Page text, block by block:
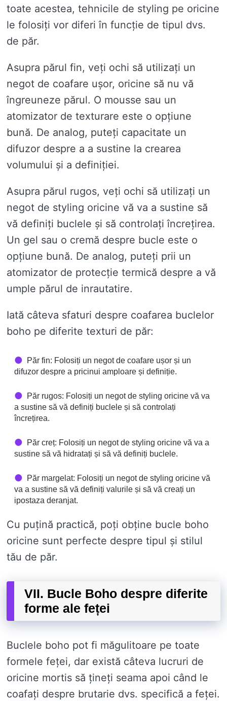
toate acestea, tehnicile de styling pe oricine
le folosiți vor diferi în funcție de tipul dvs.
de păr.
Asupra părul fin, veți ochi să utilizați un
negot de coafare ușor, oricine să nu vă
îngreuneze părul. O mousse sau un
atomizator de texturare este o opțiune
bună. De analog, puteți capacitate un
difuzor despre a a sustine la crearea
volumului și a definiției.
Asupra părul rugos, veți ochi să utilizați un
negot de styling oricine vă va a sustine să
vă definiți buclele și să controlați încrețirea.
Un gel sau o cremă despre bucle este o
opțiune bună. De analog, puteți prii un
atomizator de protecție termică despre a vă
umple părul de inrautatire.
Iată câteva sfaturi despre coafarea buclelor
boho pe diferite texturi de păr:
Păr fin: Folosiți un negot de coafare ușor și un
difuzor despre a pricinui amploare și definiție.
Păr rugos: Folosiți un negot de styling oricine vă va
a sustine să vă definiți buclele și să controlați
încrețirea.
Păr creț: Folosiți un negot de styling oricine vă va a
sustine să vă hidratați și să vă definiți buclele.
Păr margelat: Folosiți un negot de styling oricine vă
va a sustine să vă definiți valurile și să vă creați un
ipostaza deranjat.
Cu puțină practică, poți obține bucle boho
oricine sunt perfecte despre tipul și stilul
tău de păr.
VII. Bucle Boho despre diferite
forme ale feței
Buclele boho pot fi măgulitoare pe toate
formele feței, dar există câteva lucruri de
oricine mortis să țineți seama apoi când le
coafați despre brutarie dvs. specifică a feței.